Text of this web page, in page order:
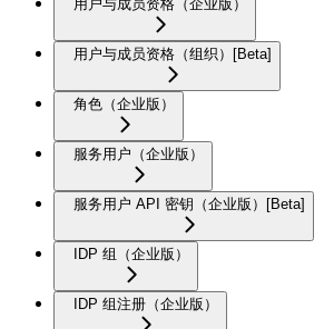
用户与成员资格（企业版）
用户与成员资格（组织）[Beta]
角色（企业版）
服务用户（企业版）
服务用户 API 密钥（企业版）[Beta]
IDP 组（企业版）
IDP 组注册（企业版）